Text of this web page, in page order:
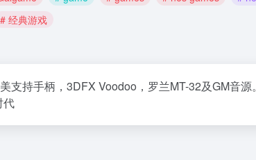
# 经典游戏
支持手柄，3DFX Voodoo，罗兰MT-32及GM音
代